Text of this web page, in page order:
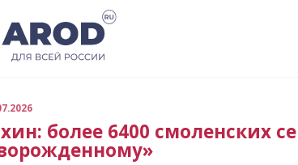
более 6400 смоленских